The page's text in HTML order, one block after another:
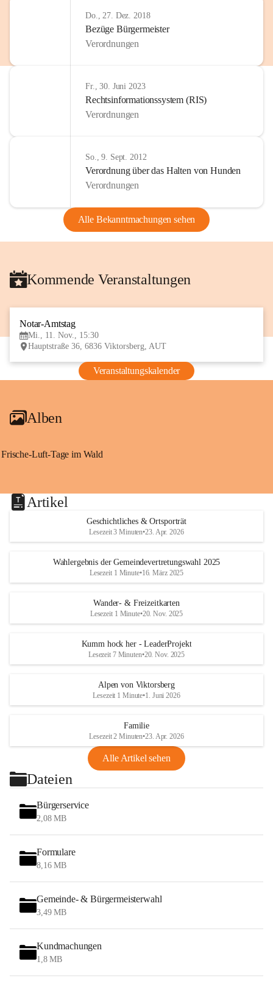
Do., 27. Dez. 2018
Bezüge Bürgermeister
Verordnungen
Fr., 30. Juni 2023
Rechtsinformationssystem (RIS)
Verordnungen
So., 9. Sept. 2012
Verordnung über das Halten von Hunden
Verordnungen
Alle Bekanntmachungen sehen
Kommende Veranstaltungen
Notar-Amtstag
Mi., 11. Nov., 15:30
Hauptstraße 36, 6836 Viktorsberg, AUT
Veranstaltungskalender
Alben
Frische-Luft-Tage im Wald
Artikel
Geschichtliches & Ortsporträt
Lesezeit 3 Minuten•23. Apr. 2026
Wahlergebnis der Gemeindevertretungswahl 2025
Lesezeit 1 Minute•16. März 2025
Wander- & Freizeitkarten
Lesezeit 1 Minute•20. Nov. 2025
Kumm hock her - LeaderProjekt
Lesezeit 7 Minuten•20. Nov. 2025
Alpen von Viktorsberg
Lesezeit 1 Minute•1. Juni 2026
Familie
Lesezeit 2 Minuten•23. Apr. 2026
Alle Artikel sehen
Dateien
Bürgerservice
2,08 MB
Formulare
8,16 MB
Gemeinde- & Bürgermeisterwahl
3,49 MB
Kundmachungen
1,8 MB